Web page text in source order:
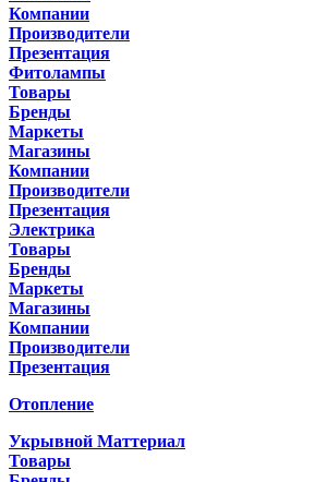
Компании
Производители
Презентация
Фитолампы
Товары
Бренды
Маркеты
Магазины
Компании
Производители
Презентация
Электрика
Товары
Бренды
Маркеты
Магазины
Компании
Производители
Презентация
Отопление
Укрывной Маттериал
Товары